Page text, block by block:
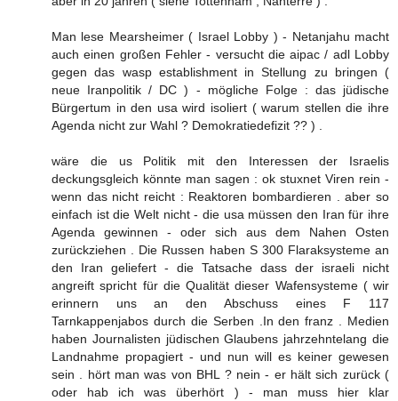
Man lese Mearsheimer ( Israel Lobby ) - Netanjahu macht
auch einen großen Fehler - versucht die aipac / adl Lobby
gegen das wasp establishment in Stellung zu bringen (
neue Iranpolitik / DC ) - mögliche Folge : das jüdische
Bürgertum in den usa wird isoliert ( warum stellen die ihre
Agenda nicht zur Wahl ? Demokratiedefizit ?? ) .
wäre die us Politik mit den Interessen der Israelis
deckungsgleich könnte man sagen : ok stuxnet Viren rein -
wenn das nicht reicht : Reaktoren bombardieren . aber so
einfach ist die Welt nicht - die usa müssen den Iran für ihre
Agenda gewinnen - oder sich aus dem Nahen Osten
zurückziehen . Die Russen haben S 300 Flaraksysteme an
den Iran geliefert - die Tatsache dass der israeli nicht
angreift spricht für die Qualität dieser Wafensysteme ( wir
erinnern uns an den Abschuss eines F 117
Tarnkappenjabos durch die Serben .In den franz . Medien
haben Journalisten jüdischen Glaubens jahrzehntelang die
Landnahme propagiert - und nun will es keiner gewesen
sein . hört man was von BHL ? nein - er hält sich zurück (
oder hab ich was überhört ) - man muss hier klar